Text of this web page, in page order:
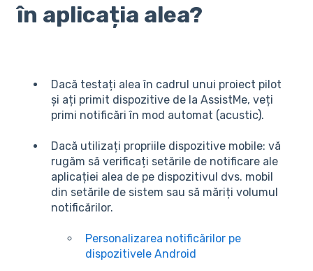
în aplicația alea?
Dacă testați alea în cadrul unui proiect pilot
și ați primit dispozitive de la AssistMe, veți
primi notificări în mod automat (acustic).
Dacă utilizați propriile dispozitive mobile: vă
rugăm să verificați setările de notificare ale
aplicației alea de pe dispozitivul dvs. mobil
din setările de sistem sau să măriți volumul
notificărilor.
Personalizarea notificărilor pe
dispozitivele Android